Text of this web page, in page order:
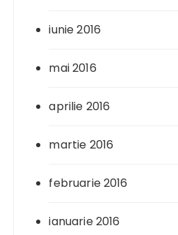
iunie 2016
mai 2016
aprilie 2016
martie 2016
februarie 2016
ianuarie 2016